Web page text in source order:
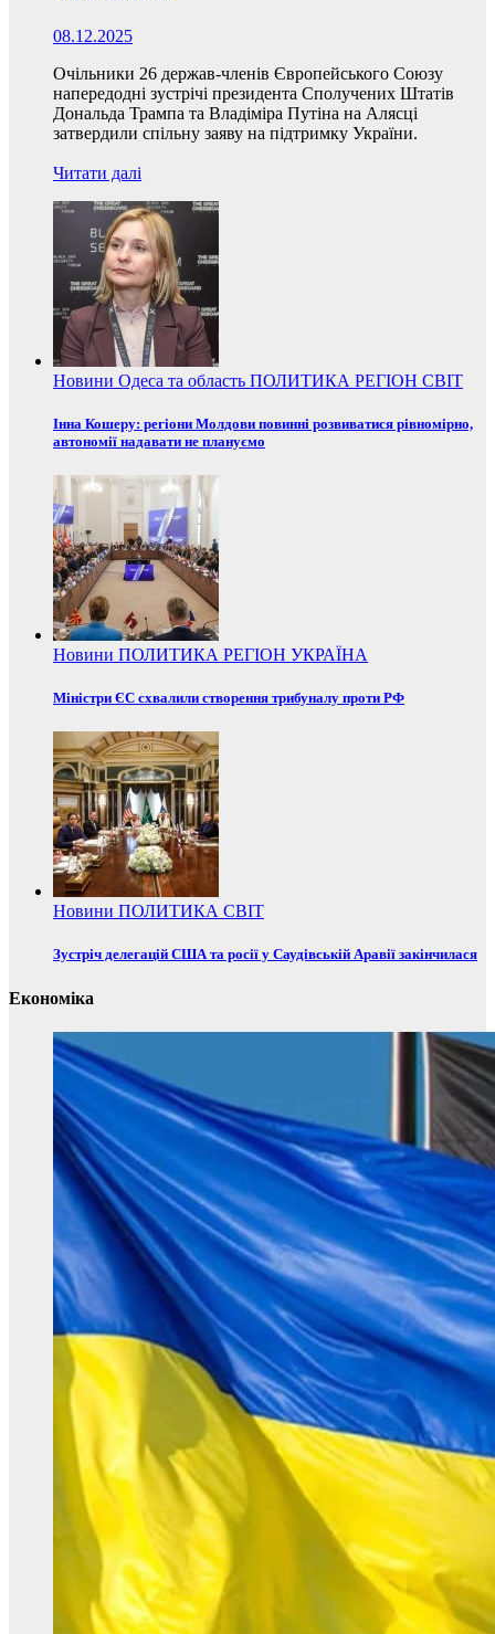
08.12.2025
Очільники 26 держав-членів Європейського Союзу
напередодні зустрічі президента Сполучених Штатів
Дональда Трампа та Владіміра Путіна на Алясці
затвердили спільну заяву на підтримку України.
Читати далі
Новини Одеса та область ПОЛИТИКА РЕГІОН СВІТ
Інна Кошеру: регіони Молдови повинні розвиватися рівномірно,
автономії надавати не плануємо
Новини ПОЛИТИКА РЕГІОН УКРАЇНА
Міністри ЄС схвалили створення трибуналу проти РФ
Новини ПОЛИТИКА СВІТ
Зустріч делегацій США та росії у Саудівській Аравії закінчилася
Економіка